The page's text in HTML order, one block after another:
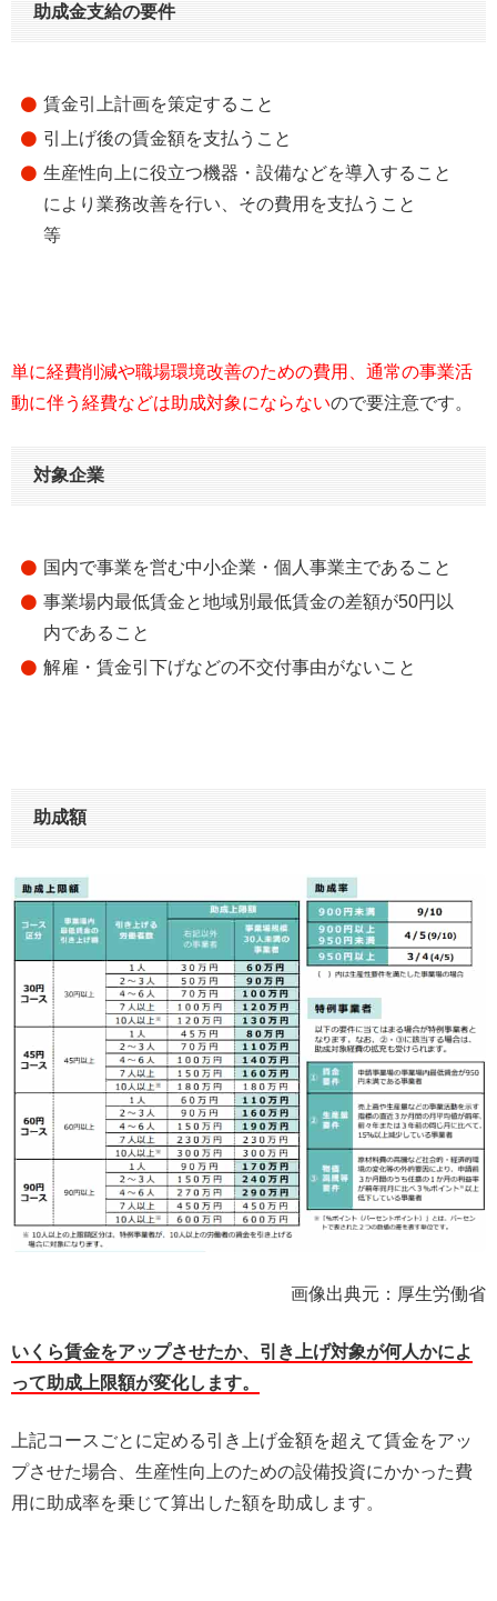
助成金支給の要件
賃金引上計画を策定すること
引上げ後の賃金額を支払うこと
生産性向上に役立つ機器・設備などを導入すること
により業務改善を行い、その費用を支払うこと
等
単に経費削減や職場環境改善のための費用、通常の事業活
動に伴う経費などは助成対象にならないので要注意です。
対象企業
国内で事業を営む中小企業・個人事業主であること
事業場内最低賃金と地域別最低賃金の差額が50円以
内であること
解雇・賃金引下げなどの不交付事由がないこと
助成額
画像出典元：厚生労働省
いくら賃金をアップさせたか、引き上げ対象が何人かによ
って助成上限額が変化します。
上記コースごとに定める引き上げ金額を超えて賃金をアッ
プさせた場合、生産性向上のための設備投資にかかった費
用に助成率を乗じて算出した額を助成します。